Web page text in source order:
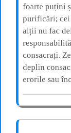
foarte puțini
purificări; cei
alții nu fac
consacrați.
deplin
erorile sau